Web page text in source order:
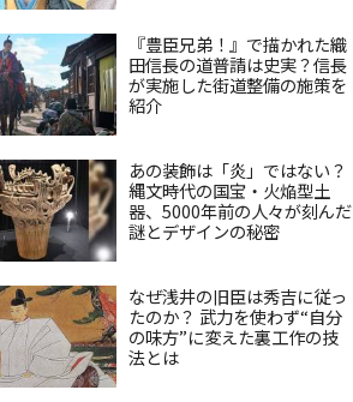
『豊臣兄弟！』で描かれた織
田信長の道普請は史実？信長
が実施した街道整備の施策を
紹介
あの装飾は「炎」ではない？
縄文時代の国宝・火焔型土
器、5000年前の人々が刻んだ
謎とデザインの秘密
なぜ浅井の旧臣は秀吉に従っ
たのか？ 武力を使わず“自分
の味方”に変えた裏工作の技
法とは